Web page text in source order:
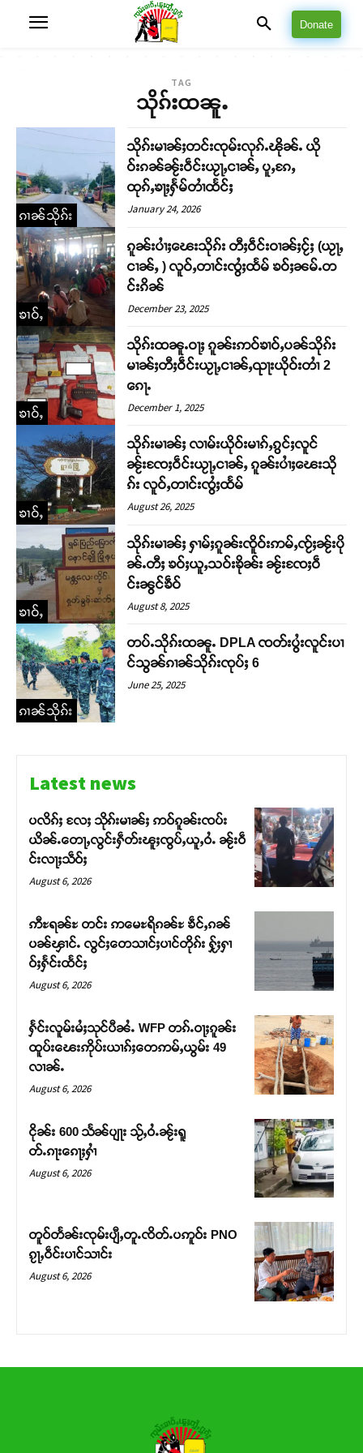
Support SHAN
တႃႇႁႂ်ႈသဵင်ၵၢင်ၸႂ်ၵူၼ်းမိူင်း ၵူႈတီႈၵူႈလႅၼ်ပေႃးတေၸွ
တ်ႇ တူဝ်ႈလုမ်ႈၾႃႉၼၼ်ႉ ၶဝ်ႈႁူမ်ႈၵမ်ႉထႅမ် ၸုမ်းၶၢ
Donate Now
Donate
TAG
သိုၵ်းထၼူႉ
ၵၢၼ်သိုၵ်း
သိုၵ်းမၢၼ်ႈတင်းၸုမ်းလုၵ်ႉၽိုၼ်ႉ ယို
ဝ်းၵၼ်ၼႂ်းဝဵင်းယႂႃႇငၢၼ်ႇ ပူႇၵႄႇ
ထုၵ်ႇၶႃႈႁႅမ်တၢႆထႅင်ႈ
January 24, 2026
ၶၢဝ်ႇ
ၵူၼ်းပၢႆႈၽေးသိုၵ်း တီႈဝဵင်းဝၢၼ်ႈငႂ်ႈ (ယႂႃႇ
ငၢၼ်ႇ ) လူဝ်ႇတၢင်းၸွႆႈထႅမ် ၶဝ်ႈၼမ်ႉတ
င်းၵိၼ်
December 23, 2025
ၶၢဝ်ႇ
သိုၵ်းထၼူႉဝႃႈ ၵူၼ်းဢဝ်ၶၢဝ်ႇပၼ်သိုၵ်း
မၢၼ်ႈတီႈဝဵင်းယႂႃႇငၢၼ်ႇၺႃးယိုဝ်းတၢႆ 2
ၵေႃႉ
December 1, 2025
ၶၢဝ်ႇ
သိုၵ်းမၢၼ်ႈ လၢမ်းယိုဝ်းမၢၵ်ႇၵွင်ႈလူင်
ၼႂ်းၸႄႈဝဵင်းယႂႃႇငၢၼ်ႇ ၵူၼ်းပၢႆႈၽေးသို
ၵ်း လူဝ်ႇတၢင်းၸွႆႈထႅမ်
August 26, 2025
ၶၢဝ်ႇ
သိုၵ်းမၢၼ်ႈ ႁၢမ်ႈၵူၼ်းၸိူဝ်းဢမ်ႇၸႂ်ႈၼႂ်းပို
ၼ်ႉတီႈ ၶဝ်ႈယူႇသဝ်းၶိုၼ်း ၼႂ်းၸႄႈဝဵ
င်းၼွင်ၶဵဝ်
August 8, 2025
ၵၢၼ်သိုၵ်း
တပ်ႉသိုၵ်းထၼူႉ DPLA ၸတ်းပွႆးလူင်းပၢ
င်သွၼ်ၵၢၼ်သိုၵ်းၸုပ်ႈ 6
June 25, 2025
Latest news
ပလိၵ်ႈ လႄႈ သိုၵ်းမၢၼ်ႈ ဢဝ်ၵူၼ်းၸပ်း
ယိၼ်ႉတေႃႇလွင်းႁဵတ်းၽူႈၸွပ်ႇယူႇဝႆႉ ၼႂ်းဝဵ
င်းလႃႈသဵဝ်ႈ
August 6, 2026
ဢီႊရၼ်ႊ တင်း ဢမေႊရိၵၼ်ႊ ၶဵင်ႇၵၼ်
ပၼ်ၾၢင်ႉ လွင်ႈတေသၢင်ႈပၢင်တိုၵ်း ႁႂ်ႈႁၢ
ဝ်ႈႁႅင်းထႅင်ႈ
August 6, 2026
ႁႅင်းလူမ်းမႆႈသုင်ပီၼႆႉ WFP တၵ်ႉဝႃႈၵူၼ်း
ထူပ်းၽေးဢိုပ်းယၢၵ်ႈတေဢမ်ႇယွမ်း 49
လၢၼ်ႉ
August 6, 2026
ငိုၼ်း 600 သႅၼ်ပျႃး သႂ်ႇဝႆႉၼႂ်းရူ
တ်ႉၵႃးၵေႃႈႁၢႆ
August 6, 2026
တူဝ်တႅၼ်းၸုမ်းပျီႇတူႉၸိတ်ႉပဢူဝ်း PNO
ၵႂႃႇဝဵင်းပၢင်သၢင်း
August 6, 2026